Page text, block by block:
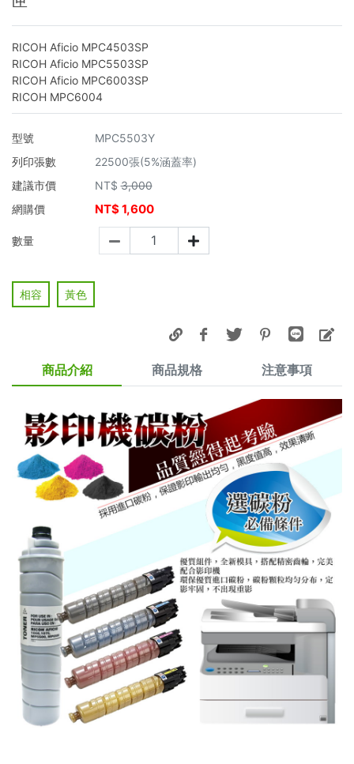
RICOH Aficio MPC4503SP
RICOH Aficio MPC5503SP
RICOH Aficio MPC6003SP
RICOH MPC6004
型號
MPC5503Y
列印張數
22500張(5%涵蓋率)
建議市價
NT$ 3,000
網購價
NT$1,600
數量
相容 黃色
商品介紹 商品規格 注意事項